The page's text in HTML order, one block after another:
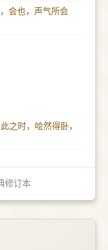
会也，声气所会
之时，哙然得卧，
修订本